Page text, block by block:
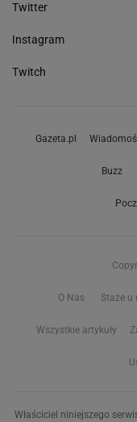
Twitter
Instagram
Twitch
Gazeta.pl
Buzz
O Nas Staże u
Wszystkie artykuły
Właściciel niniejszego